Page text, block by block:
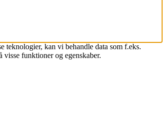
teknologier, kan vi behandle data som f.eks.
funktioner og egenskaber.